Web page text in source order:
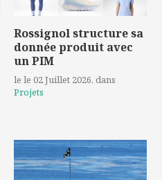
Rossignol structure sa
donnée produit avec
un PIM
le le 02 Juillet 2026, dans
Projets